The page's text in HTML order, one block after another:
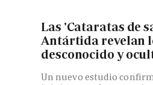
Las 'Cataratas de
Antártida revelan
desconocido y
Un nuevo estudio